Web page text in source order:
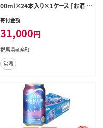
00ml×24本入り×1ケース [お酒 ビ
ール 缶 プレモル 群馬県]
寄付金額
31,000円
群馬県邑楽町
常温